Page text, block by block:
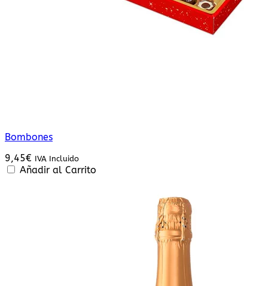
Bombones
9,45€ IVA Incluido
Añadir al Carrito